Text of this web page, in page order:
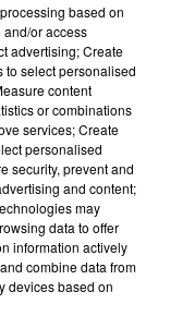
pour un nombre
Voir plus
based on
and/or access
advertising; Create
to select personalised
content
or combinations
services; Create
personalised
security, prevent and
and content;
may
data to offer
information actively
combine data from
devices based on